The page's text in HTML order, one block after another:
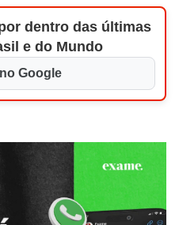
dentro das últimas
e do Mundo
Google